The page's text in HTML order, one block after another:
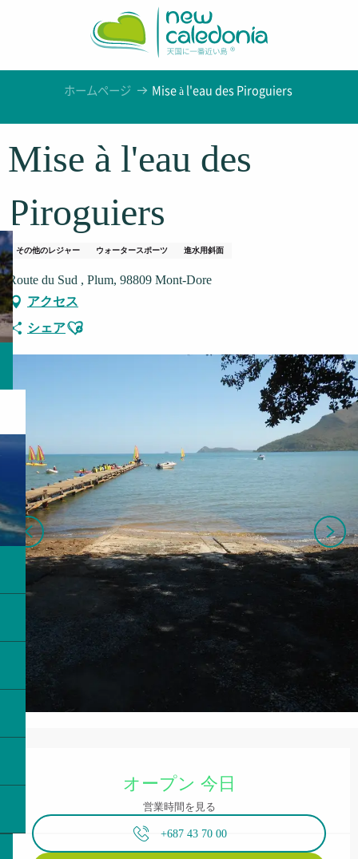
ホームページ Mise à l'eau des Piroguiers
Mise à l'eau des
Piroguiers
その他のレジャー ウォータースポーツ 進水用斜面
Route du Sud , Plum, 98809 Mont-Dore
アクセス
シェアAjouter aux favoris
オープン 今日
営業時間を見る
+687 43 70 00